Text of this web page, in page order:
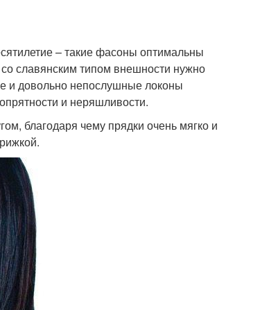
– такие фасоны оптимальны
славянским типом внешности нужно
и довольно непослушные локоны
и неряшливости.
благодаря чему прядки очень мягко и